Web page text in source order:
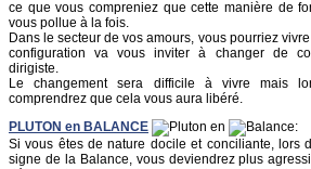
ce que vous compreniez que cette manière de
vous pollue à la fois.
Dans le secteur de vos amours, vous pourriez
configuration va vous inviter à changer de
dirigiste.
Le changement sera difficile à vivre mais
comprendrez que cela vous aura libéré.
PLUTON en BALANCE en
:
Si vous êtes de nature docile et conciliante, lors
signe de la Balance, vous deviendrez plus